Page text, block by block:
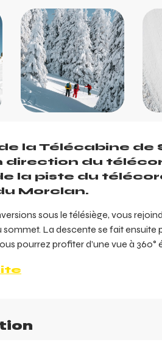
de la Télécabine
direction du
la piste du
Morclan.
sous le télésiège, vous
sommet. La descente se fait ensuite
pourrez profiter d’une vue à 360°